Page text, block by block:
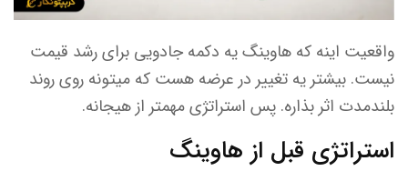
واقعیت اینه که هاوینگ یه دکمه جادویی برای رشد قیمت
نیست. بیشتر یه تغییر در عرضه هست که میتونه روی روند
بلندمدت اثر بذاره. پس استراتژی مهمتر از هیجانه.
استراتژی قبل از هاوینگ